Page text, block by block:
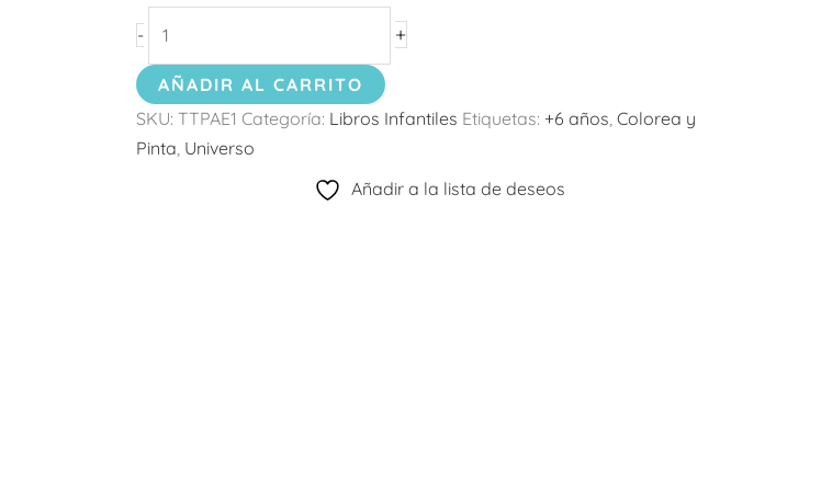
- +
AÑADIR AL CARRITO
SKU: TTPAE1 Categoría: Libros Infantiles Etiquetas: +6 años Colorea y
Pinta Universo
Añadir a la lista de deseos